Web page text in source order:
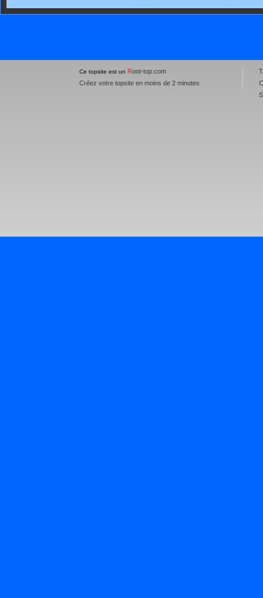
Ce topsite est un Root-top.com
Créez votre topsite en moins de 2 minutes